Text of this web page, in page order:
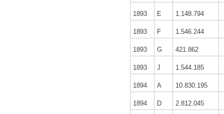
1893 E 1.148.794
1893 F 1.546.244
1893 G 421.862
1893 J 1.544.185
1894 A 10.830.195
1894 D 2.812.045